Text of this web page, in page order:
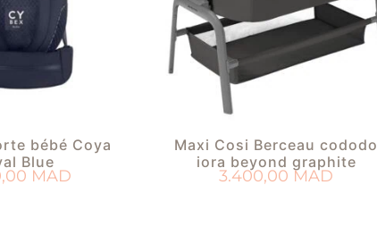
bébé Coya
Blue
MAD
Maxi Cosi Berceau cododo
iora beyond graphite
3.400,00MAD